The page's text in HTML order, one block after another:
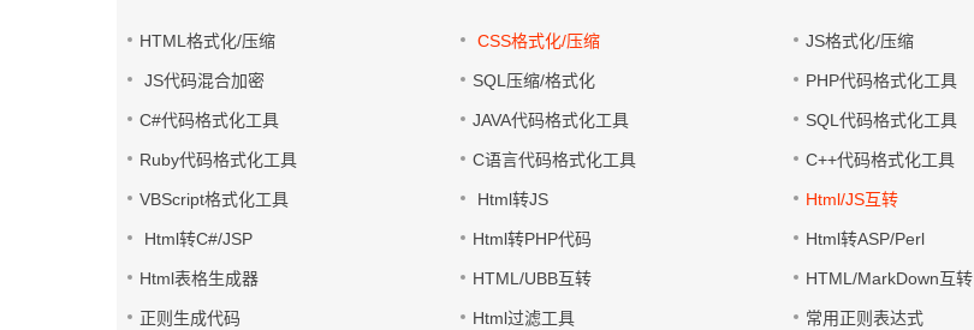
HTML格式化/压缩 CSS格式化/压缩 JS格式化/压缩
JS代码混合加密 SQL压缩/格式化 PHP代码格式化工具
C#代码格式化工具 JAVA代码格式化工具 SQL代码格式化工具
Ruby代码格式化工具 C语言代码格式化工具 C++代码格式化工具
VBScript格式化工具 Html转JS Html/JS互转
Html转C#/JSP Html转PHP代码 Html转ASP/Perl
Html表格生成器 HTML/UBB互转 HTML/MarkDown互转
正则生成代码 Html过滤工具 常用正则表达式